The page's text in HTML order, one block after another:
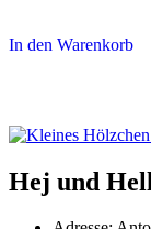
In den Warenkorb
Hej und